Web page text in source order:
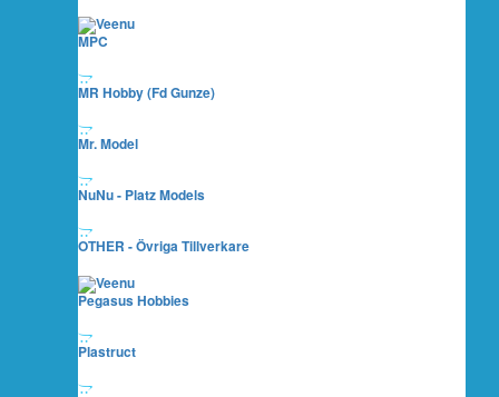
MPC
MR Hobby (fd Gunze)
Mr. Model
NuNu - Platz Models
OTHER - Övriga Tillverkare
Pegasus Hobbies
Plastruct